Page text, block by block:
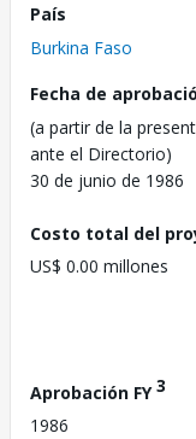
País
Burkina Faso
Fecha de
(a partir de la
ante el Directorio)
30 de junio de 1986
Costo total del
US$ 0.00 millones
Aprobación FY3
1986